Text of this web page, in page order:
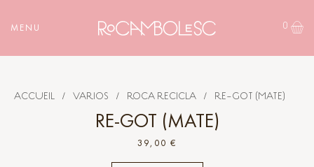
MENU 0
ACCUEIL / VARIOS / ROCA RECICLA / RE-GOT (MATE)
RE-GOT (MATE)
39,00 €